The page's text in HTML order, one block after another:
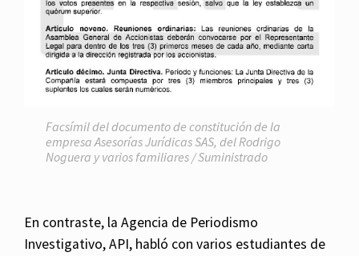
Facsímil del documento de constitución de la
empresa Asesorías Jurídicas SAS, del Rodrigo
Noguera y varios familiares / Suministrado
En contraste, la Agencia de Periodismo
Investigativo, API, habló con varios estudiantes de